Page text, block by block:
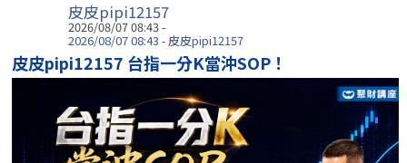
皮皮pipi12157
2026/08/07 08:43 -
2026/08/07 08:43 - 皮皮pipi12157
皮皮pipi12157 台指一分K當沖SOP！